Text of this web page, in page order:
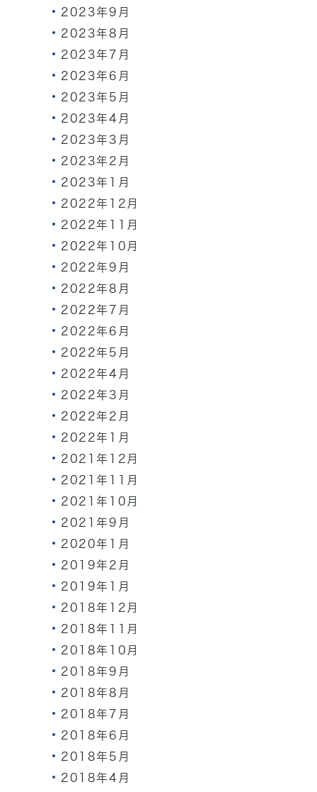
2023年9月
2023年8月
2023年7月
2023年6月
2023年5月
2023年4月
2023年3月
2023年2月
2023年1月
2022年12月
2022年11月
2022年10月
2022年9月
2022年8月
2022年7月
2022年6月
2022年5月
2022年4月
2022年3月
2022年2月
2022年1月
2021年12月
2021年11月
2021年10月
2021年9月
2020年1月
2019年2月
2019年1月
2018年12月
2018年11月
2018年10月
2018年9月
2018年8月
2018年7月
2018年6月
2018年5月
2018年4月